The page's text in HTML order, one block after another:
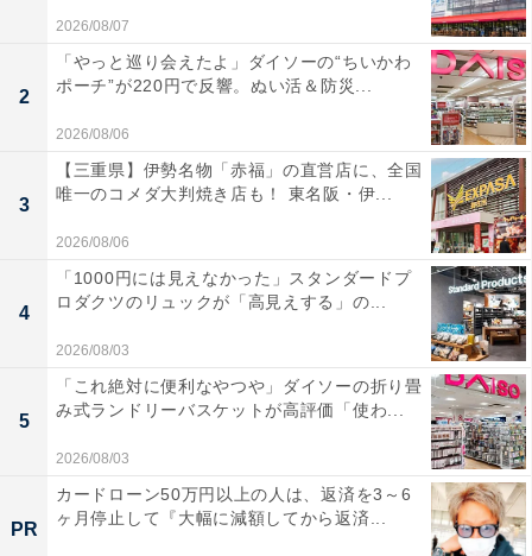
2026/08/07
2
「やっと巡り会えたよ」ダイソーの“ちいかわ
ポーチ”が220円で反響。ぬい活＆防災...
2026/08/06
3
【三重県】伊勢名物「赤福」の直営店に、全国
唯一のコメダ大判焼き店も！ 東名阪・伊...
2026/08/06
4
「1000円には見えなかった」スタンダードプ
ロダクツのリュックが「高見えする」の...
2026/08/03
5
「これ絶対に便利なやつや」ダイソーの折り畳
み式ランドリーバスケットが高評価「使わ...
2026/08/03
PR
カードローン50万円以上の人は、返済を3～6
ヶ月停止して『大幅に減額してから返済...